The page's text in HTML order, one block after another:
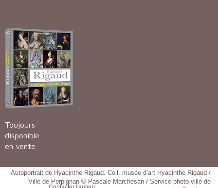
Toujours
disponible
en vente
Autoportrait de Hyacinthe Rigaud. Coll. musée d’art Hyacinthe Rigaud /
Ville de Perpignan © Pascale Marchesan / Service photo ville de
Contacter l'auteur